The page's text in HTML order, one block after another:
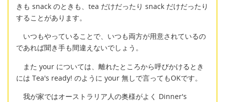
きも snack のときも、tea だけだったり snack だけだったり
することがあります。
いつもやっていることで、いつも両方が用意されているの
であれば聞き手も間違えないでしょう。
また your については、離れたところから呼びかけるとき
には Tea's ready! のように your 無しで言ってもOKです。
我が家ではオーストラリア人の奥様がよく Dinner's